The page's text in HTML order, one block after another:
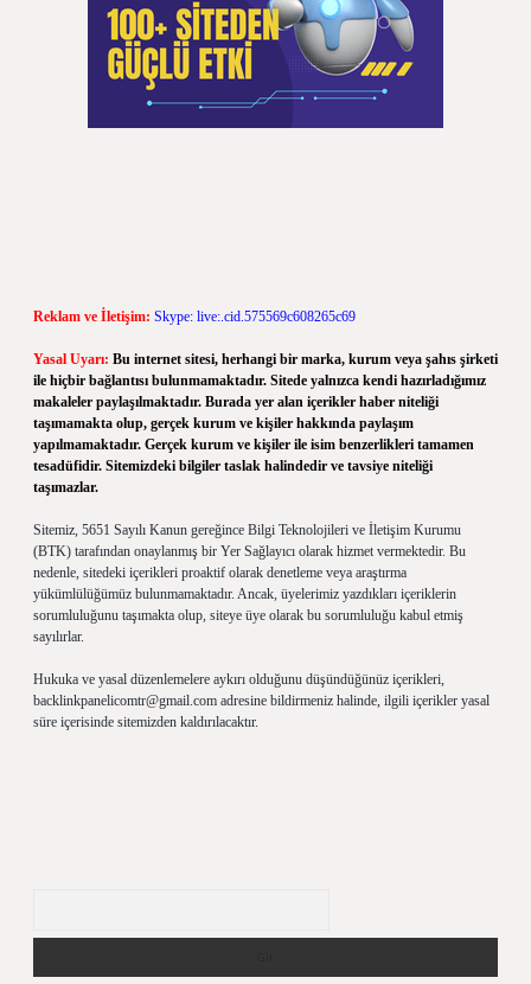
Reklam ve İletişim: Skype: live:.cid.575569c608265c69
Yasal Uyarı: Bu internet sitesi, herhangi bir marka, kurum veya şahıs şirketi
ile hiçbir bağlantısı bulunmamaktadır. Sitede yalnızca kendi hazırladığımız
makaleler paylaşılmaktadır. Burada yer alan içerikler haber niteliği
taşımamakta olup, gerçek kurum ve kişiler hakkında paylaşım
yapılmamaktadır. Gerçek kurum ve kişiler ile isim benzerlikleri tamamen
tesadüfidir. Sitemizdeki bilgiler taslak halindedir ve tavsiye niteliği
taşımazlar.
Sitemiz, 5651 Sayılı Kanun gereğince Bilgi Teknolojileri ve İletişim Kurumu
(BTK) tarafından onaylanmış bir Yer Sağlayıcı olarak hizmet vermektedir. Bu
nedenle, sitedeki içerikleri proaktif olarak denetleme veya araştırma
yükümlülüğümüz bulunmamaktadır. Ancak, üyelerimiz yazdıkları içeriklerin
sorumluluğunu taşımakta olup, siteye üye olarak bu sorumluluğu kabul etmiş
sayılırlar.
Hukuka ve yasal düzenlemelere aykırı olduğunu düşündüğünüz içerikleri,
backlinkpanelicomtr@gmail.com adresine bildirmeniz halinde, ilgili içerikler yasal
süre içerisinde sitemizden kaldırılacaktır.